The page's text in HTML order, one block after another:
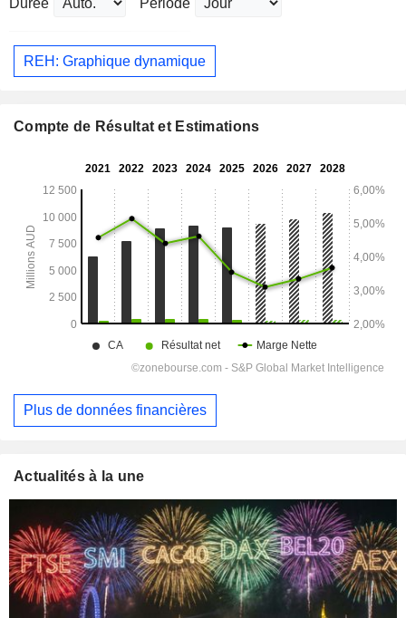
Durée Période
REH: Graphique dynamique
Compte de Résultat et Estimations
Plus de données financières
Actualités à la une